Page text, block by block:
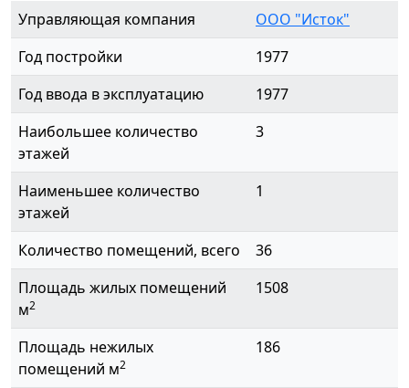
Управляющая компания
ООО "Исток"
Год постройки
1977
Год ввода в эксплуатацию
1977
Наибольшее количество
этажей
3
Наименьшее количество
этажей
1
Количество помещений, всего
36
Площадь жилых помещений
м2
1508
Площадь нежилых
помещений м2
186